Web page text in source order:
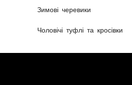
Зимові черевики
Чоловічі туфлі та кросівки